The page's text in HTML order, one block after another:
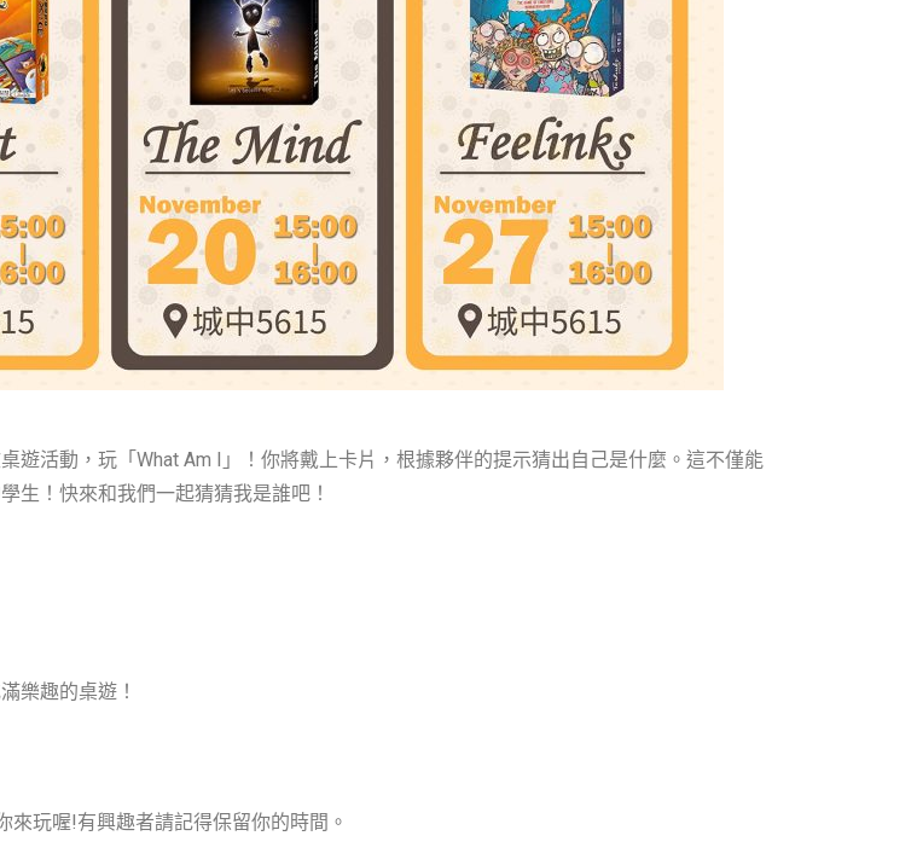
遊活動，玩「What Am I」！你將戴上卡片，根據夥伴的提示猜出自己是什麼。這不僅能
生！快來和我們一起猜猜我是誰吧！
樂趣的桌遊！
玩喔!有興趣者請記得保留你的時間。